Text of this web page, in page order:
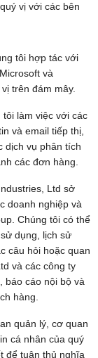
vị với các bên
tôi hợp tác với
và
trên đám mây.
làm việc với các
và email tiếp thị,
dịch vụ phân tích
các đơn hàng.
Ltd sở
doanh nghiệp và
Chúng tôi có thể
dụng, lịch sử
câu hỏi hoặc quan
và các công ty
báo cáo nội bộ và
hàng.
quản lý, cơ quan
cá nhân của quý
để tuân thủ nghĩa